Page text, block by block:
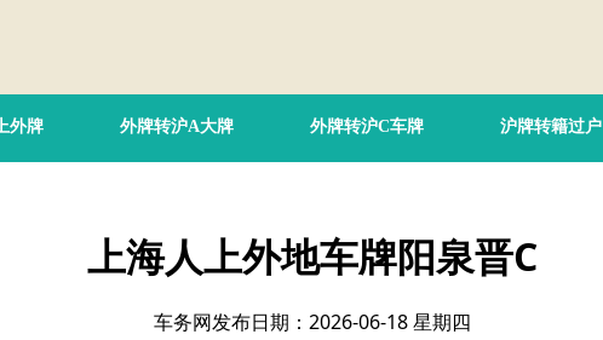
外牌 外牌转沪A大牌 外牌转沪C车牌 沪牌转籍过户
上海人上外地车牌阳泉晋C
车务网发布日期：2026-06-18 星期四